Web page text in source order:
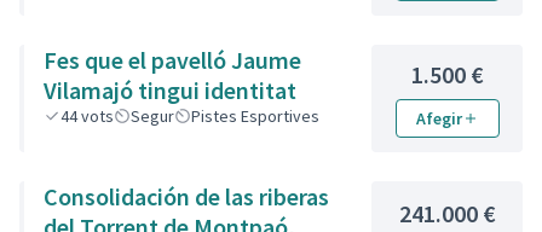
Fes que el pavelló Jaume
Vilamajó tingui identitat
44vots Segur Pistes Esportives
1.500 €
Afegir
Consolidación de las riberas
241.000 €